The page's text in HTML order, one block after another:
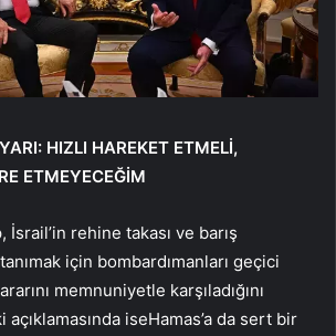
HIZLI HAREKET ETMELİ,
ETMEYECEĞİM
İsrail’in rehine takası ve barış
için bombardımanları geçici
memnuniyetle karşıladığını
iseHamas’a da sert bir